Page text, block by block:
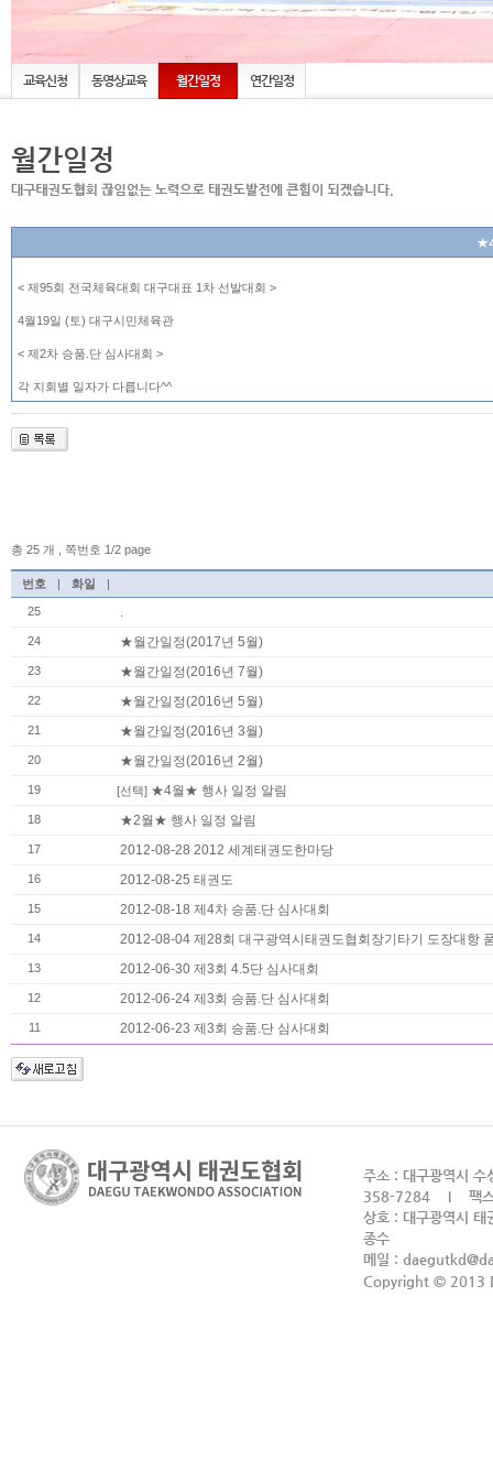
교육신청 동영상교육 월간일정 연간일정
< 제95회 전국체육대회 대구대표 1차 선발대회 >
4월19일 (토) 대구시민체육관
< 제2차 승품.단 심사대회 >
각 지회별 일자가 다릅니다^^
총 25 개 , 쪽번호 1/2 page
번호 | 화일 |
25 .
24 ★월간일정(2017년 5월)
23 ★월간일정(2016년 7월)
22 ★월간일정(2016년 5월)
21 ★월간일정(2016년 3월)
20 ★월간일정(2016년 2월)
19 [선택] ★4월★ 행사 일정 알림
18 ★2월★ 행사 일정 알림
17 2012-08-28 2012 세계태권도한마당
16 2012-08-25 태권도
15 2012-08-18 제4차 승품.단 심사대회
14 2012-08-04 제28회 대구광역시태권도협회장기타기 도장대항
13 2012-06-30 제3회 4.5단 심사대회
12 2012-06-24 제3회 승품.단 심사대회
11 2012-06-23 제3회 승품.단 심사대회
주소 : 대구광역시
358-7284 I 팩스
상호 : 대구광역시
종수
메일 :
Copyright © 2013